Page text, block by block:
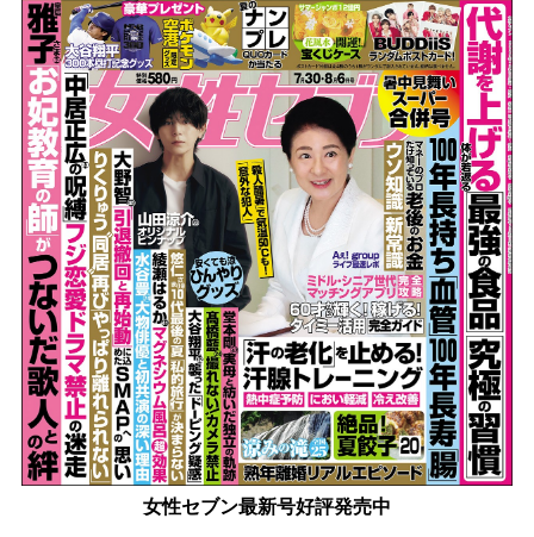
女性セブン最新号好評発売中